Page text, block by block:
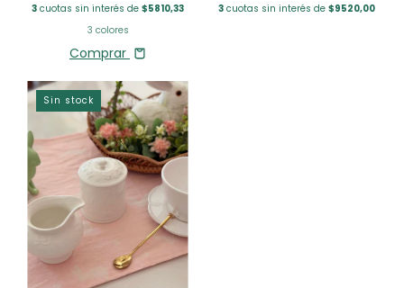
3 cuotas sin interés de $5810,33
3 colores
Comprar
3cuotas sin interés de $9520,00
Sin stock